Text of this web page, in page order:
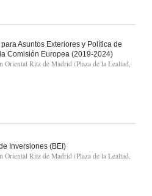
Asuntos Exteriores y Política de
Comisión Europea (2019-2024)
Ritz de Madrid (Plaza de la Lealtad,
Inversiones (BEI)
Ritz de Madrid (Plaza de la Lealtad,